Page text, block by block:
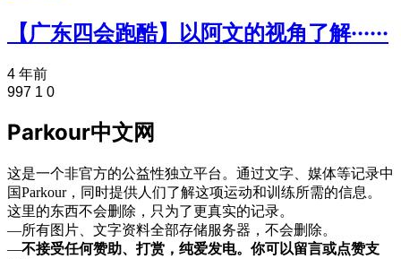
【广东四会跑酷】以阿文的视角了解······
4 年前
997 1 0
Parkour中文网
这是一个非官方的公益性独立平台。通过文字、媒体等记录中
国Parkour，同时提供人们了解这项运动和训练所需的信息。
这里的东西不会删除，只为了更真实的记录。
—所有图片、文字资料全部存储服务器，不会删除。
—不接受任何赞助、打赏，纯爱发电。你可以留言或点赞支